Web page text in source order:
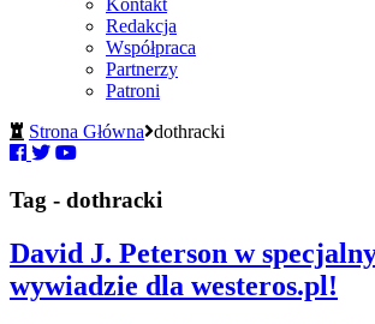
Kontakt
Redakcja
Współpraca
Partnerzy
Patroni
Strona Główna dothracki
Tag - dothracki
David J. Peterson w
wywiadzie dla westeros.pl!